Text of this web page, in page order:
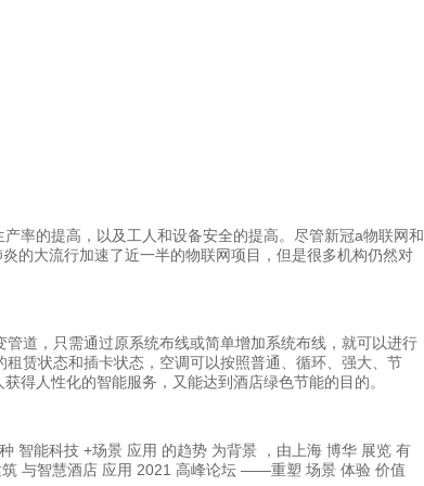
率的提高，以及工人和设备安全的提高。尽管新冠a物联网和
的大流行加速了近一半的物联网项目，但是很多机构仍然对
道，只需通过原系统布线或简单增加系统布线，就可以进行
赁状态和插卡状态，空调可以按照普通、循环、强大、节
得人性化的智能服务，又能达到酒店绿色节能的目的。
智能科技 +场景 应用 的趋势 为背景 ，由上海 博华 展览 有
与智慧酒店 应用 2021 高峰论坛 ——重塑 场景 体验 价值